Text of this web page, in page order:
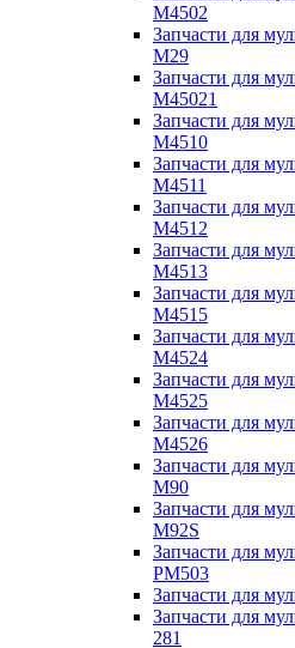
M4502
Запчасти для
M29
Запчасти для
M45021
Запчасти для
M4510
Запчасти для
M4511
Запчасти для
M4512
Запчасти для
M4513
Запчасти для
M4515
Запчасти для
M4524
Запчасти для
M4525
Запчасти для
M4526
Запчасти для
M90
Запчасти для
M92S
Запчасти для
PM503
Запчасти для
Запчасти для
281